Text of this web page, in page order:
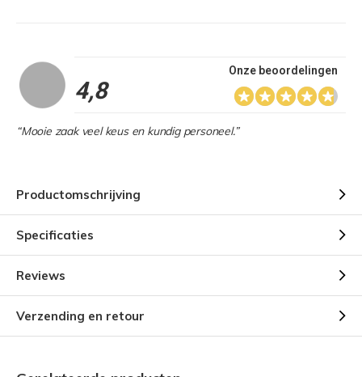
4,8
Onze beoordelingen
“Mooie zaak veel keus en kundig personeel.”
Productomschrijving
Specificaties
Reviews
Verzending en retour